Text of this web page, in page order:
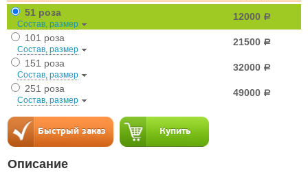
51 роза
Состав, размер
12000 a
101 роза
Состав, размер
21500 a
151 роза
Состав, размер
32000 a
251 роза
Состав, размер
49000 a
Описание